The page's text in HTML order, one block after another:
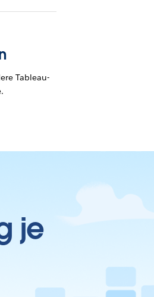
Tableau-
je